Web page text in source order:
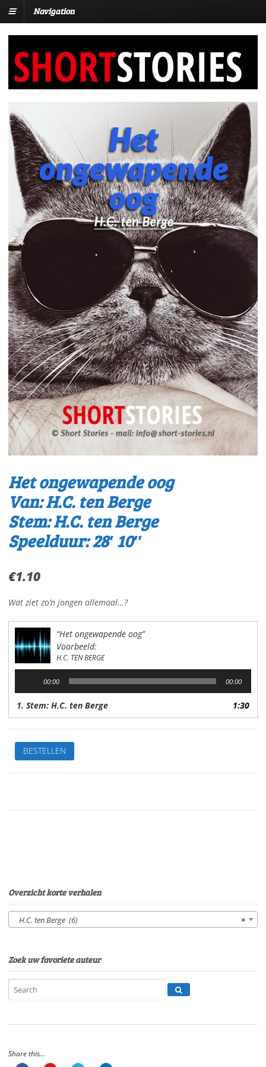
Navigation
Het ongewapende oog
Van: H.C. ten Berge
Stem: H.C. ten Berge
Speelduur: 28′ 10″
€1.10
Wat ziet zo’n jongen allemaal…?
“Het ongewapende oog”
Voorbeeld:
H.C. TEN BERGE
00:00 00:00
1. Stem: H.C. ten Berge 1:30
Het
ongewapende
oogVan:
BergeStem:
BESTELLEN
Overzicht korte verhalen
×
H.C. ten Berge (6)
Zoek uw favoriete auteur
Share this...